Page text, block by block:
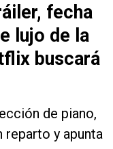
fecha
lujo de la
buscará
de piano,
reparto y apunta